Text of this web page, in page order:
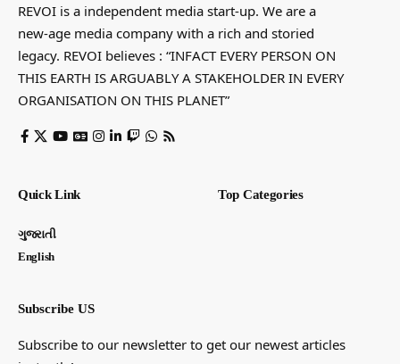
REVOI is a independent media start-up. We are a
new-age media company with a rich and storied
legacy. REVOI believes : “INFACT EVERY PERSON ON
THIS EARTH IS ARGUABLY A STAKEHOLDER IN EVERY
ORGANISATION ON THIS PLANET”
Quick Link
ગુજરાતી
English
Top Categories
Subscribe US
Subscribe to our newsletter to get our newest articles